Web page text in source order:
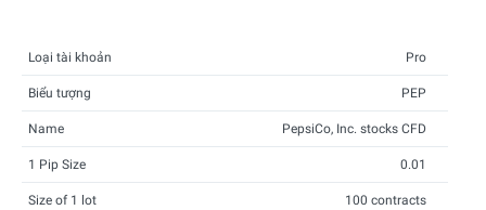
Loại tài khoản Pro
Biểu tượng PEP
Name PepsiCo, Inc. stocks CFD
1 Pip Size 0.01
Size of 1 lot 100 contracts